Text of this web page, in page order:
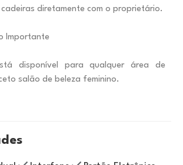
diretamente com o proprietário.
Importante
disponível para qualquer área de
salão de beleza feminino.